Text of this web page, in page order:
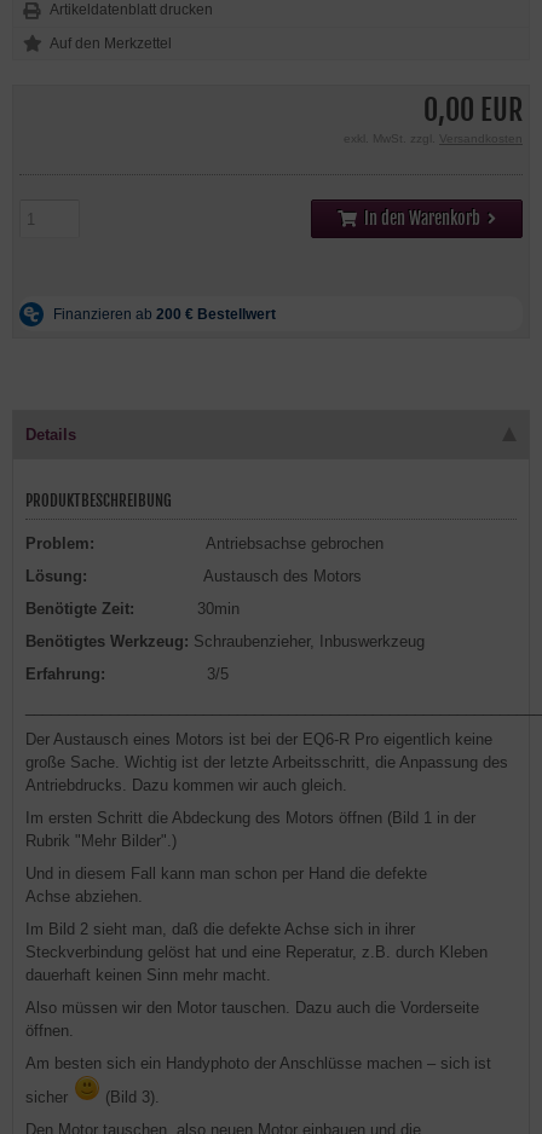
0,00 EUR
exkl. MwSt. zzgl. Versandkosten
In den Warenkorb
Artikeldatenblatt drucken
Details
PRODUKTBESCHREIBUNG
Problem: Antriebsachse gebrochen
Lösung: Austausch des Motors
Benötigte Zeit: 30min
Benötigtes Werkzeug: Schraubenzieher, Inbuswerkzeug
Erfahrung: 3/5
Der Austausch eines Motors ist bei der EQ6-R Pro eigentlich keine
große Sache. Wichtig ist der letzte Arbeitsschritt, die Anpassung des
Antriebdrucks. Dazu kommen wir auch gleich.
Im ersten Schritt die Abdeckung des Motors öffnen (Bild 1 in der
Rubrik "Mehr Bilder".)
Und in diesem Fall kann man schon per Hand die defekte
Achse abziehen.
Im Bild 2 sieht man, daß die defekte Achse sich in ihrer
Steckverbindung gelöst hat und eine Reperatur, z.B. durch Kleben
dauerhaft keinen Sinn mehr macht.
Also müssen wir den Motor tauschen. Dazu auch die Vorderseite
öffnen.
Am besten sich ein Handyphoto der Anschlüsse machen – sich ist
sicher
(Bild 3).
Den Motor tauschen, also neuen Motor einbauen und die